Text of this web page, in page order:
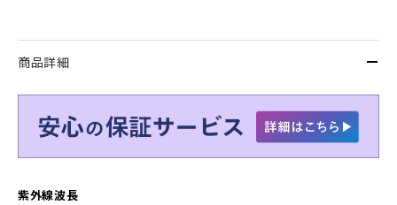
商品詳細
紫外線波長